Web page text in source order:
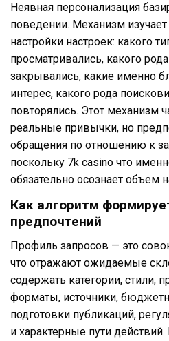
Неявная персонализация
поведении. Механизм
настройки настроек: какого
просматривались, какого
закрывались, какие именно
интерес, какого рода
повторялись. Этот механизм
реальные привычки, но
обращения по отношению к
поскольку 7k casino что
обязательно осознает объем
Как алгоритм
предпочтений
Профиль запросов — это
что отражают ожидаемые
содержать категории, стили,
форматы, источники,
подготовки публикаций,
и характерные пути